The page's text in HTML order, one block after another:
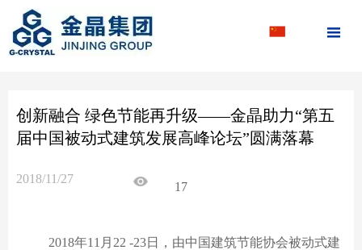

创新融合 绿色节能再升级——金晶助力“第五
届中国被动式建筑发展高峰论坛”圆满落幕
2018/11/27
17
2018年11月22 -23日，由中国建筑节能协会被动式建